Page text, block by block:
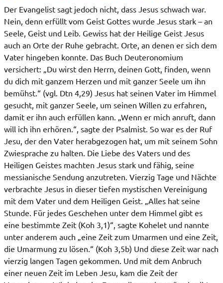
Der Evangelist sagt jedoch nicht, dass Jesus schwach war.
Nein, denn erfüllt vom Geist Gottes wurde Jesus stark – an
Seele, Geist und Leib. Gewiss hat der Heilige Geist Jesus
auch an Orte der Ruhe gebracht. Orte, an denen er sich dem
Vater hingeben konnte. Das Buch Deuteronomium
versichert: „Du wirst den Herrn, deinen Gott, finden, wenn
du dich mit ganzem Herzen und mit ganzer Seele um ihn
bemühst.“ (vgl. Dtn 4,29) Jesus hat seinen Vater im Himmel
gesucht, mit ganzer Seele, um seinen Willen zu erfahren,
damit er ihn auch erfüllen kann. „Wenn er mich anruft, dann
will ich ihn erhören.“, sagte der Psalmist. So war es der Ruf
Jesu, der den Vater herabgezogen hat, um mit seinem Sohn
Zwiesprache zu halten. Die Liebe des Vaters und des
Heiligen Geistes machten Jesus stark und fähig, seine
messianische Sendung anzutreten. Vierzig Tage und Nächte
verbrachte Jesus in dieser tiefen mystischen Vereinigung
mit dem Vater und dem Heiligen Geist. „Alles hat seine
Stunde. Für jedes Geschehen unter dem Himmel gibt es
eine bestimmte Zeit (Koh 3,1)“, sagte Kohelet und nannte
unter anderem auch „eine Zeit zum Umarmen und eine Zeit,
die Umarmung zu lösen.“ (Koh 3,5b) Und diese Zeit war nach
vierzig langen Tagen gekommen. Und mit dem Anbruch
einer neuen Zeit im Leben Jesu, kam die Zeit der